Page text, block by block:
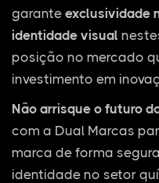
garante exclusividade
identidade visual
posição no mercado
investimento em
Não arrisque o futuro
com a Dual Marcas
marca de forma
identidade no setor